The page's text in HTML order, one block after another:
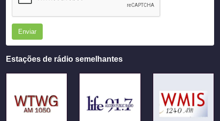
Enviar
Estações de rádio semelhantes